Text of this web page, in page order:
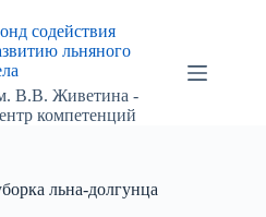
содействия
льняного
В.В. Живетина -
компетенций
льна-долгунца